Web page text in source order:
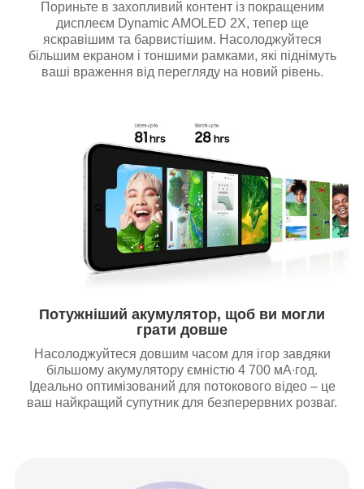
Пориньте в захопливий контент із покращеним
дисплеєм Dynamic AMOLED 2X, тепер ще
яскравішим та барвистішим. Насолоджуйтеся
більшим екраном і тоншими рамками, які піднімуть
ваші враження від перегляду на новий рівень.
Потужніший акумулятор, щоб ви могли
грати довше
Насолоджуйтеся довшим часом для ігор завдяки
більшому акумулятору ємністю 4 700 мА∙год.
Ідеально оптимізований для потокового відео – це
ваш найкращий супутник для безперервних розваг.